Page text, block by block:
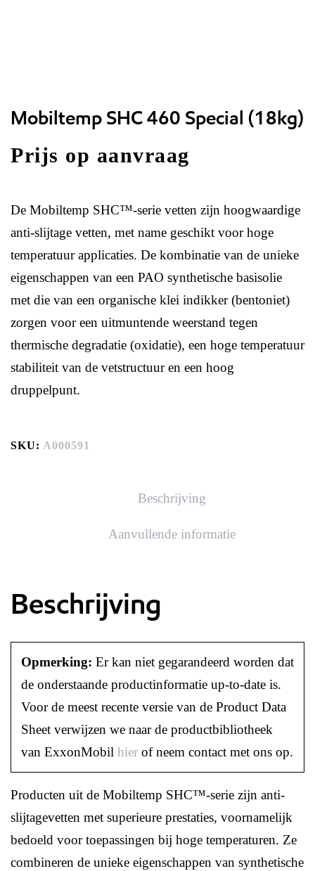
Mobiltemp SHC 460 Special (18kg)
Prijs op aanvraag
De Mobiltemp SHC™-serie vetten zijn hoogwaardige
anti-slijtage vetten, met name geschikt voor hoge
temperatuur applicaties. De kombinatie van de unieke
eigenschappen van een PAO synthetische basisolie
met die van een organische klei indikker (bentoniet)
zorgen voor een uitmuntende weerstand tegen
thermische degradatie (oxidatie), een hoge temperatuur
stabiliteit van de vetstructuur en een hoog
druppelpunt.
SKU: A000591
Beschrijving
Aanvullende informatie
Beschrijving
Opmerking: Er kan niet gegarandeerd worden dat
de onderstaande productinformatie up-to-date is.
Voor de meest recente versie van de Product Data
Sheet verwijzen we naar de productbibliotheek
van ExxonMobil hier of neem contact met ons op.
Producten uit de Mobiltemp SHC™-serie zijn anti-
slijtagevetten met superieure prestaties, voornamelijk
bedoeld voor toepassingen bij hoge temperaturen. Ze
combineren de unieke eigenschappen van synthetische